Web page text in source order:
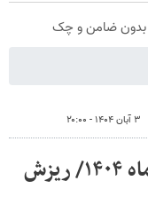
۳ آبان ۱۴۰۴ - ۲۰:۰۰
قیمت جدید طلا و سکه ۳ آبان‌ماه ۱۴۰۴/ ریزش